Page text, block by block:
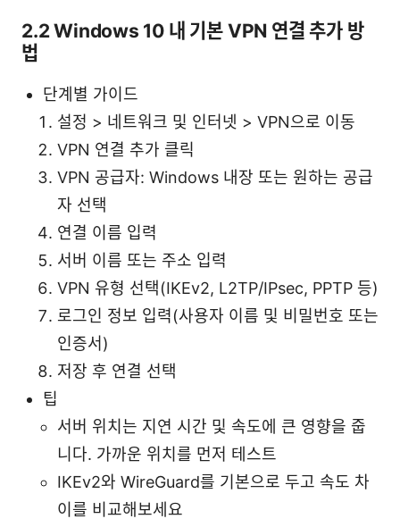
2.2 Windows 10 내 기본 VPN 연결 추가 방
법
단계별 가이드
설정 > 네트워크 및 인터넷 > VPN으로 이동
VPN 연결 추가 클릭
VPN 공급자: Windows 내장 또는 원하는 공급
자 선택
연결 이름 입력
서버 이름 또는 주소 입력
VPN 유형 선택(IKEv2, L2TP/IPsec, PPTP 등)
로그인 정보 입력(사용자 이름 및 비밀번호 또는
인증서)
저장 후 연결 선택
팁
서버 위치는 지연 시간 및 속도에 큰 영향을 줍
니다. 가까운 위치를 먼저 테스트
IKEv2와 WireGuard를 기본으로 두고 속도 차
이를 비교해보세요